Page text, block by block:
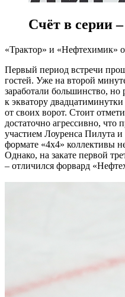
Счёт в серии
«Трактор» и «Нефтехимик»
Первый период встречи
гостей. Уже на второй
заработали большинство, но
к экватору
от своих ворот. Стоит
достаточно агрессивно, что
участием Лоуренса Пилута
формате «4х4» коллективы
Однако, на закате первой
– отличился форвард